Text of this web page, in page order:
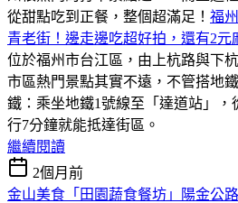
從甜點吃到正餐，整個超滿足！ 福
青老街！邊走邊吃超好拍，還有2元
位於福州市台江區，由上杭路與下
市區熱門景點其實不遠，不管搭地
鐵：乘坐地鐵1號線至「達道站」，
行7分鐘就能抵達街區。
繼續閱讀
2個月前
金山美食「田園蔬食餐坊」陽金公